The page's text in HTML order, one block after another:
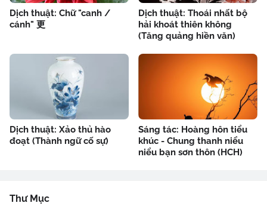
Dịch thuật: Chữ "canh /
cánh" 更
Dịch thuật: Thoái nhất bộ
hải khoát thiên không
(Tăng quảng hiền văn)
Dịch thuật: Xảo thủ hào
đoạt (Thành ngữ cố sự)
Sáng tác: Hoàng hôn tiểu
khúc - Chung thanh niểu
niểu bạn sơn thôn (HCH)
Thư Mục